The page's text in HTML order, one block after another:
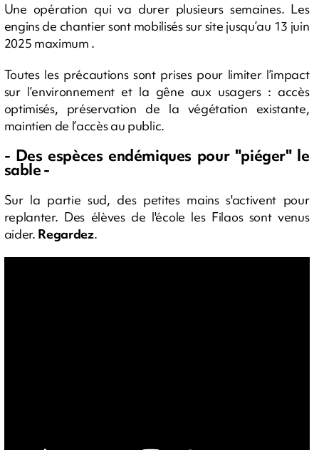
Une opération qui va durer plusieurs semaines. Les
engins de chantier sont mobilisés sur site jusqu’au 13 juin
2025 maximum .
Toutes les précautions sont prises pour limiter l’impact
sur l’environnement et la gêne aux usagers : accès
optimisés, préservation de la végétation existante,
maintien de l’accès au public.
- Des espèces endémiques pour "piéger" le
sable -
Sur la partie sud, des petites mains s'activent pour
replanter. Des élèves de l'école les Filaos sont venus
aider. Regardez.